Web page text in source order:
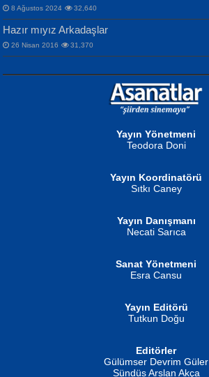
NURAN KÖSE BAYDAR
İSMAİL OKUTAN
Erkeklerin Kahrolması Ne Demektir
Ben Deniz Değilim ki...
8 Ağustos 2024 32,640
Hazır mıyız Arkadaşlar
26 Nisan 2016 31,370
Yayın Yönetmeni
Teodora Doni
Yayın Koordinatörü
Sıtkı Caney
Yayın Danışmanı
Necati Sarıca
Sanat Yönetmeni
Esra Cansu
Yayın Editörü
Tutkun Doğu
Editörler
Gülümser Devrim Güler
Sündüs Arslan Akça